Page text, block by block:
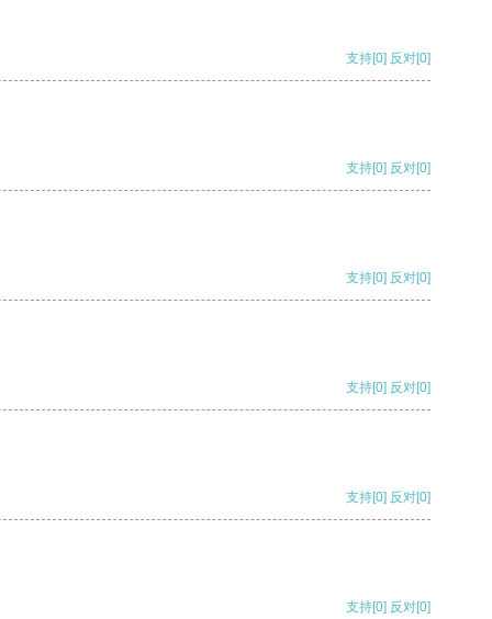
支持[0] 反对[0]
支持[0] 反对[0]
支持[0] 反对[0]
支持[0] 反对[0]
支持[0] 反对[0]
支持[0] 反对[0]